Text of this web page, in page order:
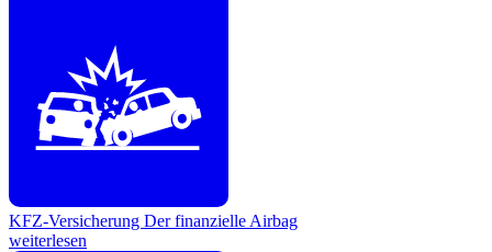
KFZ-Versicherung Der finanzielle Airbag
weiterlesen